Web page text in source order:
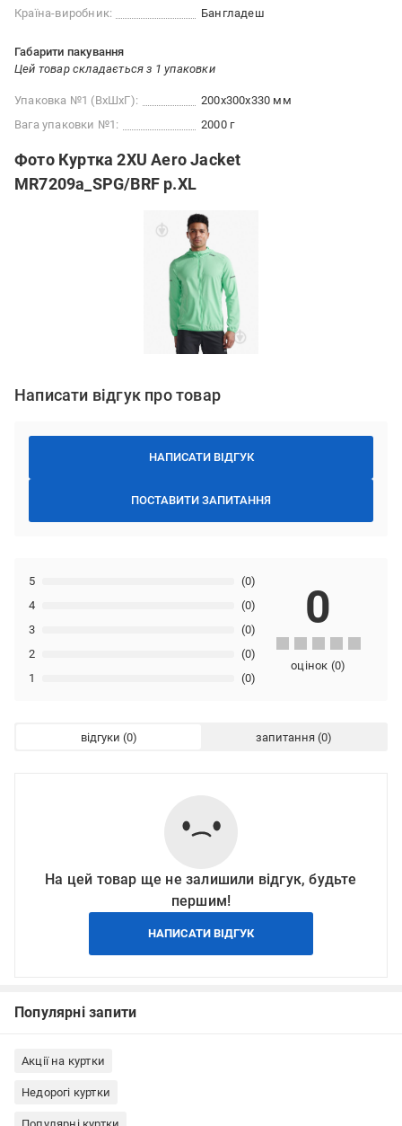
Країна-виробник:
Бангладеш
Габарити пакування
Цей товар складається з 1 упаковки
Упаковка №1 (ВхШхГ):
200x300x330 мм
Вага упаковки №1:
2000 г
Фото Куртка 2XU Aero Jacket
MR7209a_SPG/BRF р.XL
Написати відгук про товар
НАПИСАТИ ВІДГУК
ПОСТАВИТИ ЗАПИТАННЯ
1 (0)
2 (0)
3 (0)
4 (0)
5 (0)
0
оцінок (0)
відгуки запитання
На цей товар ще не залишили відгук, будьте
першим!
НАПИСАТИ ВІДГУК
Популярні запити
Акції на куртки
Недорогі куртки